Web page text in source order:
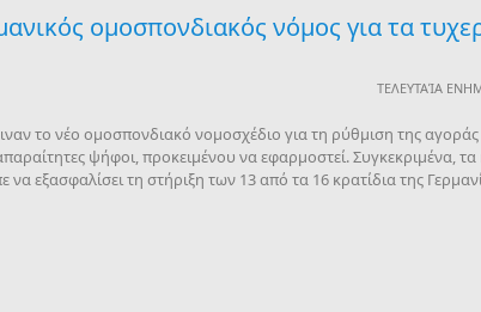
ομοσπονδιακός νόμος για τα
ΤΕΛΕΥΤΑΊΑ
το νέο ομοσπονδιακό νομοσχέδιο για τη ρύθμιση της
ψήφοι, προκειμένου να εφαρμοστεί. Συγκεκριμένα, τα
εξασφαλίσει τη στήριξη των 13 από τα 16 κρατίδια της